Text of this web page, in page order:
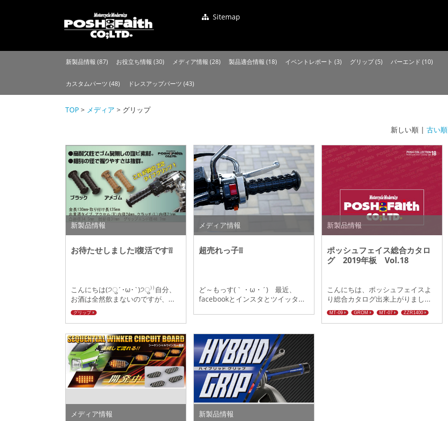
Sitemap
新製品情報 (87) お役立ち情報 (30) メディア情報 (28) 製品適合情報 (18) イベントレポート (3) グリップ (5) バーエンド (10)
カスタムパーツ (48) ドレスアップパーツ (43)
TOP > メディア > グリップ
新しい順 |古い順
新製品情報
お待たせしました❕復活です❕❕
こんにちは(੭ु´･ω･`)੭ु⁾⁾自分、
お酒は全然飲まないのですが、...
グリップ
メディア情報
超売れっ子❕❕
ど～もっす(｀・ω・´)ゞ最近、
facebookとインスタとツイッタ...
新製品情報
ポッシュフェイス総合カタロ
グ 2019年板 Vol.18
こんにちは、ポッシュフェイスよ
り総合カタログ出来上がりまし...
MT-09 GROM MT-07
ZZR1400
メディア情報 新製品情報